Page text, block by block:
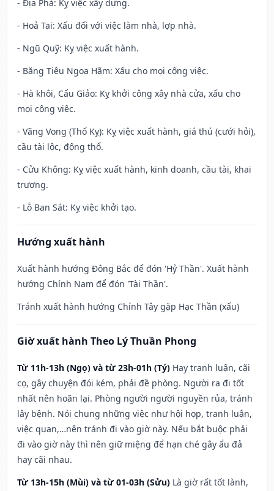
- Địa Phá: Kỵ việc xây dựng.
- Hoả Tai: Xấu đối với việc làm nhà, lợp nhà.
- Ngũ Quỹ: Kỵ việc xuất hành.
- Băng Tiêu Ngoạ Hãm: Xấu cho mọi công việc.
- Hà khôi, Cẩu Giảo: Kỵ khởi công xây nhà cửa, xấu cho
mọi công việc.
- Vãng Vong (Thổ Kỵ): Kỵ việc xuất hành, giá thú (cưới hỏi),
cầu tài lộc, động thổ.
- Cửu Không: Kỵ việc xuất hành, kinh doanh, cầu tài, khai
trương.
- Lỗ Ban Sát: Kỵ việc khởi tạo.
Hướng xuất hành
Xuất hành hướng Đông Bắc để đón 'Hỷ Thần'. Xuất hành
hướng Chính Nam để đón 'Tài Thần'.
Tránh xuất hành hướng Chính Tây gặp Hạc Thần (xấu)
Giờ xuất hành Theo Lý Thuần Phong
Từ 11h-13h (Ngọ) và từ 23h-01h (Tý) Hay tranh luận, cãi
cọ, gây chuyện đói kém, phải đề phòng. Người ra đi tốt
nhất nên hoãn lại. Phòng người người nguyền rủa, tránh
lây bệnh. Nói chung những việc như hội họp, tranh luận,
việc quan,…nên tránh đi vào giờ này. Nếu bắt buộc phải
đi vào giờ này thì nên giữ miệng để hạn ché gây ẩu đả
hay cãi nhau.
Từ 13h-15h (Mùi) và từ 01-03h (Sửu) Là giờ rất tốt lành,